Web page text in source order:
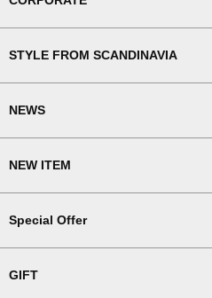
STYLE FROM SCANDINAVIA
NEWS
NEW ITEM
Special Offer
GIFT